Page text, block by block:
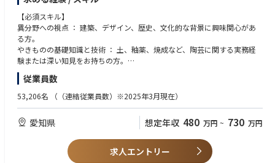
単なるモノづくりではなく、建築家やクリエイターと、そして土・水・火
と対話し、唯一無二の建築陶器を生み出しませんか？
※建築陶器とは：建物の内外装や設備に使われる陶磁器（やきもの）の総
称です。主にタイルや外壁装飾用のテラコッタ、水回の衛生陶器など、優
れた耐久性と意匠性で建築・デザインを支えています。
■職務概要
の技術を用いてこの世に具現化することです。単なる製造職ではなく、
「感性の翻訳家」であり「素材の化学者」としての役割を担っていただき
ます。
【プロジェクト・デザイン】想いを読み解き、形にする
ロジェクトが始まります。
コンセプトの並走： 相手が求める「色や形」「表情や質感」や「歴史的文
【必須スキル】
異分野への視点 ： 建築、デザイン、歴史、文化的な背景に興味関心があ
る方。
やきものの基礎知識と技術 ： 土、釉薬、焼成など、陶芸に関する実務経
験または深い知見をお持ちの方。
手仕事への情熱 ： 身体性を伴うモノづくりが好きで、五感と感覚的スキ
ルを磨き続けられる方。
【歓迎スキル】
汲み取り、自らの思考を分かりやすく伝え、深い相互理解を築ける方。
Collaboration （コラボレーション力 ） ： クライアントやチームメンバ
ーと敬意を持って対話し、共創できる方。
Coordination（コーディネーション力）： 多様な関係者やリソースを柔
軟に調整し、全体を俯瞰して円滑にまとめ上げることができる方。
従業員数
53,206名 （（連結従業員数）※2025年3月現在）
愛知県 想定年収 480 万円 ~ 730 万円
求人エントリー